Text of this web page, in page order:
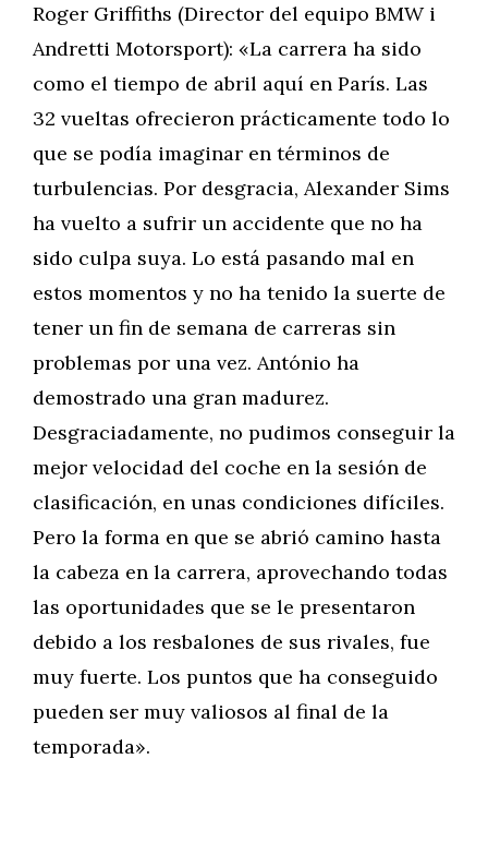
Roger Griffiths (Director del equipo BMW i
Andretti Motorsport): «La carrera ha sido
como el tiempo de abril aquí en París. Las
32 vueltas ofrecieron prácticamente todo lo
que se podía imaginar en términos de
turbulencias. Por desgracia, Alexander Sims
ha vuelto a sufrir un accidente que no ha
sido culpa suya. Lo está pasando mal en
estos momentos y no ha tenido la suerte de
tener un fin de semana de carreras sin
problemas por una vez. António ha
demostrado una gran madurez.
Desgraciadamente, no pudimos conseguir la
mejor velocidad del coche en la sesión de
clasificación, en unas condiciones difíciles.
Pero la forma en que se abrió camino hasta
la cabeza en la carrera, aprovechando todas
las oportunidades que se le presentaron
debido a los resbalones de sus rivales, fue
muy fuerte. Los puntos que ha conseguido
pueden ser muy valiosos al final de la
temporada».